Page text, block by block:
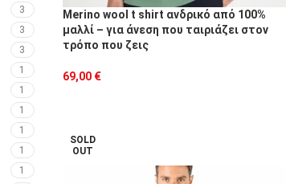
3
3
3
1
1
1
1
1
1
Merino wool t shirt ανδρικό από 100%
μαλλί – για άνεση που ταιριάζει στον
τρόπο που ζεις
69,00 €
SOLD
OUT